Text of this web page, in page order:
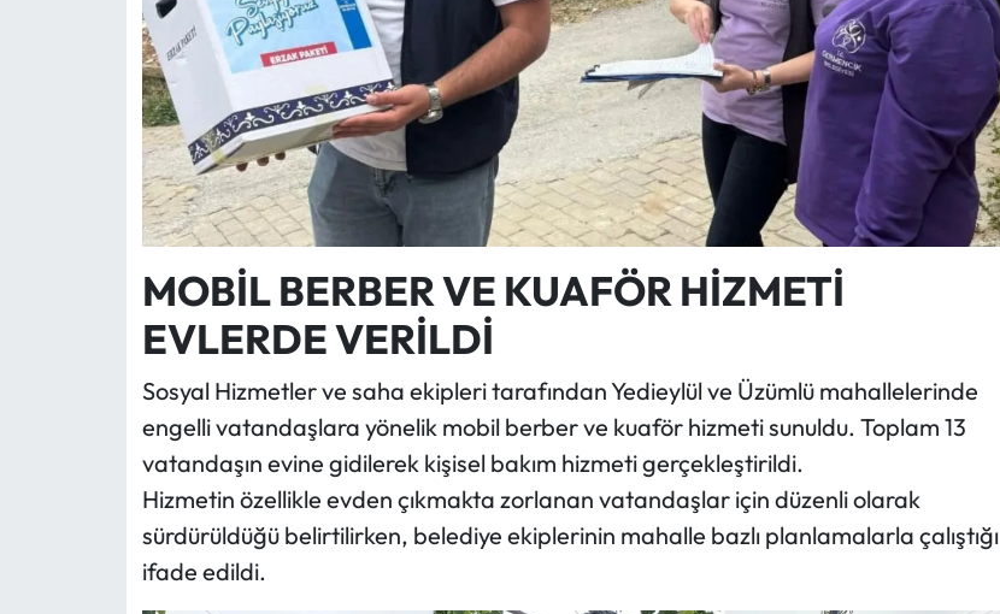
MOBİL BERBER VE KUAFÖR HİZMETİ
EVLERDE VERİLDİ
Sosyal Hizmetler ve saha ekipleri tarafından Yedieylül ve Üzümlü mahallelerinde
engelli vatandaşlara yönelik mobil berber ve kuaför hizmeti sunuldu. Toplam 13
vatandaşın evine gidilerek kişisel bakım hizmeti gerçekleştirildi.
Hizmetin özellikle evden çıkmakta zorlanan vatandaşlar için düzenli olarak
sürdürüldüğü belirtilirken, belediye ekiplerinin mahalle bazlı planlamalarla çalıştığı
ifade edildi.